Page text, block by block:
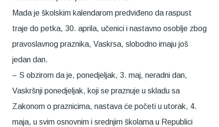
Mada je školskim kalendarom predviđeno da raspust
traje do petka, 30. aprila, učenici i nastavno osoblje zbog
pravoslavnog praznika, Vaskrsa, slobodno imaju još
jedan dan.
– S obzirom da je, ponedjeljak, 3. maj, neradni dan,
Vaskršnji ponedjeljak, koji se praznuje u skladu sa
Zakonom o praznicima, nastava će početi u utorak, 4.
maja, u svim osnovnim i srednjim školama u Republici